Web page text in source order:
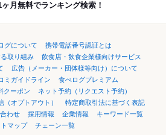
月無料でランキング検索！
グについて
携帯電話番号認証とは
取り組み
飲食店・飲食企業様向けサービス
広告（メーカー・団体様等向け）について
ミガイドライン
食べログプレミアム
クーポン
ネット予約（リクエスト予約）
（オプトアウト）
特定商取引法に基づく表記
わせ 採用情報 企業情報
キーワード一覧
マップ
チェーン一覧